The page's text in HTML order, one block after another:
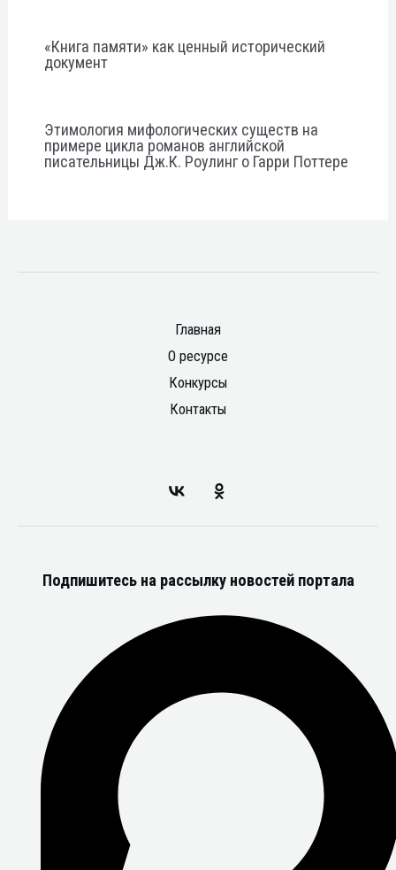
«Книга памяти» как ценный исторический
документ
Этимология мифологических существ на
примере цикла романов английской
писательницы Дж.К. Роулинг о Гарри Поттере
Главная
О ресурсе
Конкурсы
Контакты
Подпишитесь на рассылку новостей портала